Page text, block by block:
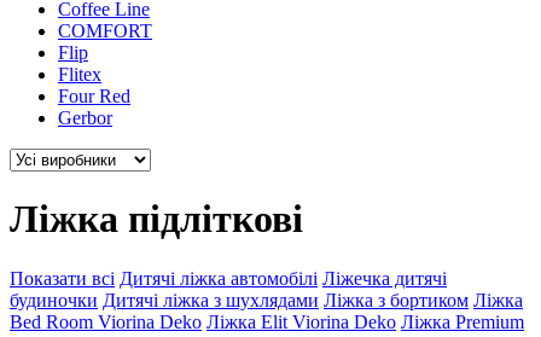
Coffee Line
COMFORT
Flip
Flitex
Four Red
Gerbor
Ліжка підліткові
Показати всі Дитячі ліжка автомобілі Ліжечка дитячі
будиночки Дитячі ліжка з шухлядами Ліжка з бортиком Ліжка
Bed Room Viorina Deko Ліжка Elit Viorina Deko Ліжка Premium